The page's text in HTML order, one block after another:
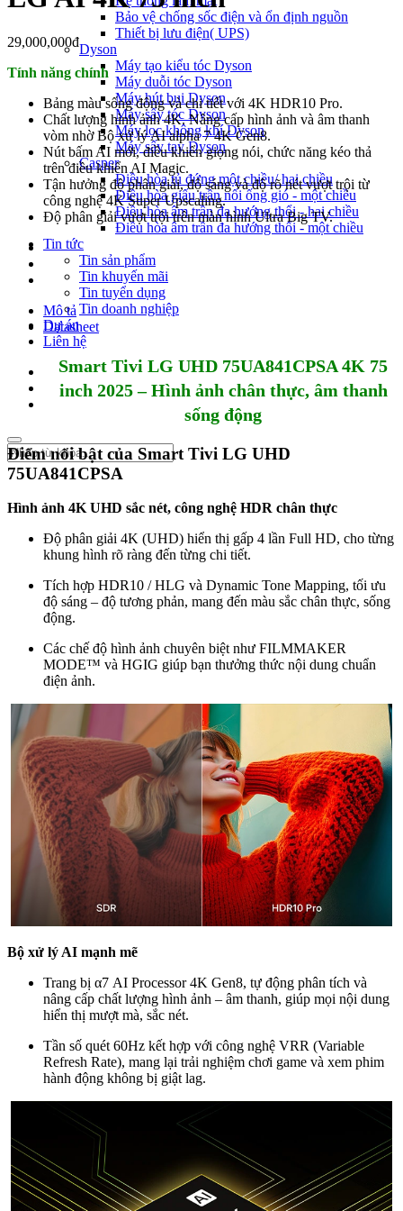
Bảo vệ chống sốc điện và ổn định nguồn
Thiết bị lưu điện( UPS)
Dyson
Máy tạo kiểu tóc Dyson
Máy duỗi tóc Dyson
Máy hút bụi Dyson
Máy sấy tóc Dyson
Máy lọc không khí Dyson
Máy sấy tay Dyson
Casper
Điều hòa tủ đứng một chiều/ hai chiều
Điều hòa giấu trần nối ống gió - một chiều
Điều hòa âm trần đa hướng thổi - hai chiều
Điều hòa âm trần đa hướng thổi - một chiều
Tin tức
Tin sản phẩm
Tin khuyến mãi
Tin tuyển dụng
Tin doanh nghiệp
Dự án
Liên hệ
29,000,000đ
Tính năng chính
Bảng màu sống động và chi tiết với 4K HDR10 Pro.
Chất lượng hình ảnh 4K. Nâng cấp hình ảnh và âm thanh
vòm nhờ Bộ xử lý AI alpha 7 4K Gen8.
Nút bấm AI mới, điều khiển giọng nói, chức năng kéo thả
trên điều khiển AI Magic.
Tận hưởng độ phân giải, độ sáng và độ rõ nét vượt trội từ
công nghệ 4K Super Upscaling.
Độ phân giải vượt trội trên màn hình Ultra Big TV.
Mô tả
Datasheet
Smart Tivi LG UHD 75UA841CPSA 4K 75
inch 2025 – Hình ảnh chân thực, âm thanh
sống động
Điểm nổi bật của Smart Tivi LG UHD
75UA841CPSA
Hình ảnh 4K UHD sắc nét, công nghệ HDR chân thực
Độ phân giải 4K (UHD) hiển thị gấp 4 lần Full HD, cho từng
khung hình rõ ràng đến từng chi tiết.
Tích hợp HDR10 / HLG và Dynamic Tone Mapping, tối ưu
độ sáng – độ tương phản, mang đến màu sắc chân thực, sống
động.
Các chế độ hình ảnh chuyên biệt như FILMMAKER
MODE™ và HGIG giúp bạn thưởng thức nội dung chuẩn
điện ảnh.
Bộ xử lý AI mạnh mẽ
Trang bị α7 AI Processor 4K Gen8, tự động phân tích và
nâng cấp chất lượng hình ảnh – âm thanh, giúp mọi nội dung
hiển thị mượt mà, sắc nét.
Tần số quét 60Hz kết hợp với công nghệ VRR (Variable
Refresh Rate), mang lại trải nghiệm chơi game và xem phim
hành động không bị giật lag.